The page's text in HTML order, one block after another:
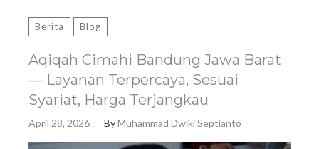
Berita Blog
Aqiqah Cimahi Bandung Jawa Barat
— Layanan Terpercaya, Sesuai
Syariat, Harga Terjangkau
April 28, 2026 ByMuhammad Dwiki Septianto